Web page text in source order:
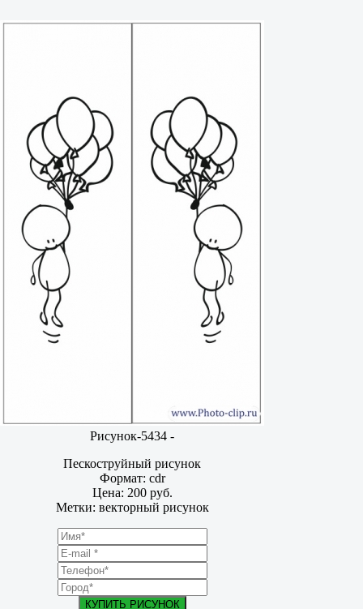
Рисунок-5434 -
Пескоструйный рисунок
Формат: cdr
Цена: 200 руб.
Метки: векторный рисунок
КУПИТЬ РИСУНОК